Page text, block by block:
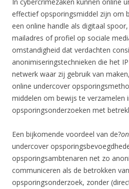
In cybercrimezaken kunnen online
effectief opsporingsmiddel zijn om
een online handle als digitaal
mailadres of profiel op sociale
omstandigheid dat verdachten
anonimiseringstechnieken die het
netwerk waar zij gebruik van
online undercover
middelen om bewijs te verzamelen
opsporingsonderzoeken met
Een bijkomende voordeel van de?
undercover
opsporingsambtenaren net zo
communiceren als de betrokken
opsporingsonderzoek, zonder